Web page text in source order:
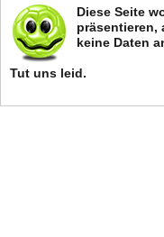
Diese Seite
präsentieren,
keine Daten
Tut uns leid.